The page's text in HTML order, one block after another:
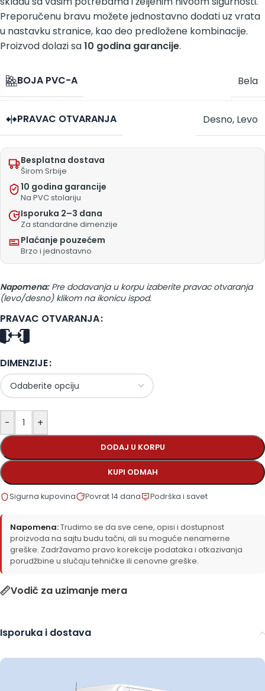
Preporučenu bravu možete jednostavno dodati uz vrata
u nastavku stranice, kao deo predložene kombinacije.
Proizvod dolazi sa10 godina garancije.
BOJA PVC-A Bela
PRAVAC OTVARANJA Desno, Levo
Besplatna dostava
Širom Srbije
10 godina garancije
Na PVC stolariju
Isporuka 2–3 dana
Za standardne dimenzije
Plaćanje pouzećem
Brzo i jednostavno
Napomena:Pre dodavanja u korpu izaberite pravac otvaranja
(levo/desno) klikom na ikonicu ispod.
PRAVAC OTVARANJA
DIMENZIJE
- +
DODAJ U KORPU
KUPI ODMAH
Sigurna kupovina Povrat 14 dana Podrška i savet
Napomena:Trudimo se da sve cene, opisi i dostupnost
proizvoda na sajtu budu tačni, ali su moguće nenamerne
greške. Zadržavamo pravo korekcije podataka i otkazivanja
porudžbine u slučaju tehničke ili cenovne greške.
Vodič za uzimanje mera
Isporuka i dostava